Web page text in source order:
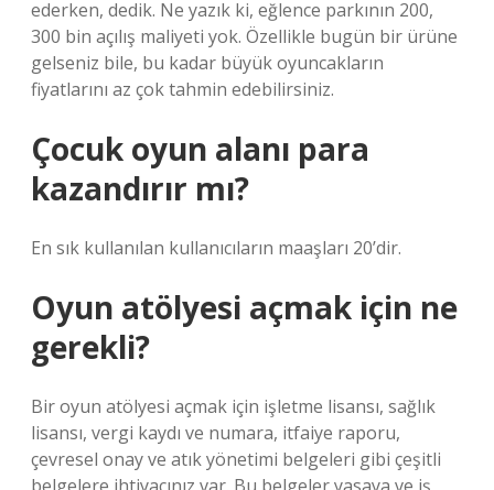
ederken, dedik. Ne yazık ki, eğlence parkının 200,
300 bin açılış maliyeti yok. Özellikle bugün bir ürüne
gelseniz bile, bu kadar büyük oyuncakların
fiyatlarını az çok tahmin edebilirsiniz.
Çocuk oyun alanı para
kazandırır mı?
En sık kullanılan kullanıcıların maaşları 20’dir.
Oyun atölyesi açmak için ne
gerekli?
Bir oyun atölyesi açmak için işletme lisansı, sağlık
lisansı, vergi kaydı ve numara, itfaiye raporu,
çevresel onay ve atık yönetimi belgeleri gibi çeşitli